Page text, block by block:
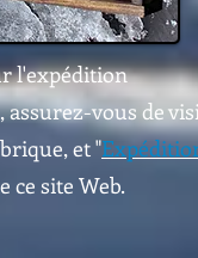
l'expédition
vous de
et "
ce site Web.